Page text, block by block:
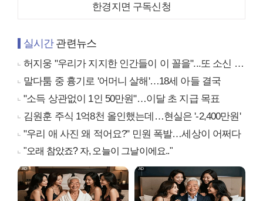
한경지면 구독신청
실시간관련뉴스
허지웅 "우리가 지지한 인간들이 이 꼴을"...또 소신 발언
말다툼 중 흉기로 '어머니 살해'…18세 아들 결국
"소득 상관없이 1인 50만원"…이달 초 지급 목표
김원훈 주식 1억8천 올인했는데…현실은 '-2,400만원'
"우리 애 사진 왜 적어요?" 민원 폭발…세상이 어쩌다
"오래 참았죠? 자, 오늘이 그날이에요.."